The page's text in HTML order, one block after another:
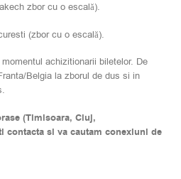
zbor cu o escală).
(zbor cu o escală).
achizitionarii biletelor. De
Belgia la zborul de dus si in
(Timisoara, Cluj,
contacta si va cautam conexiuni de